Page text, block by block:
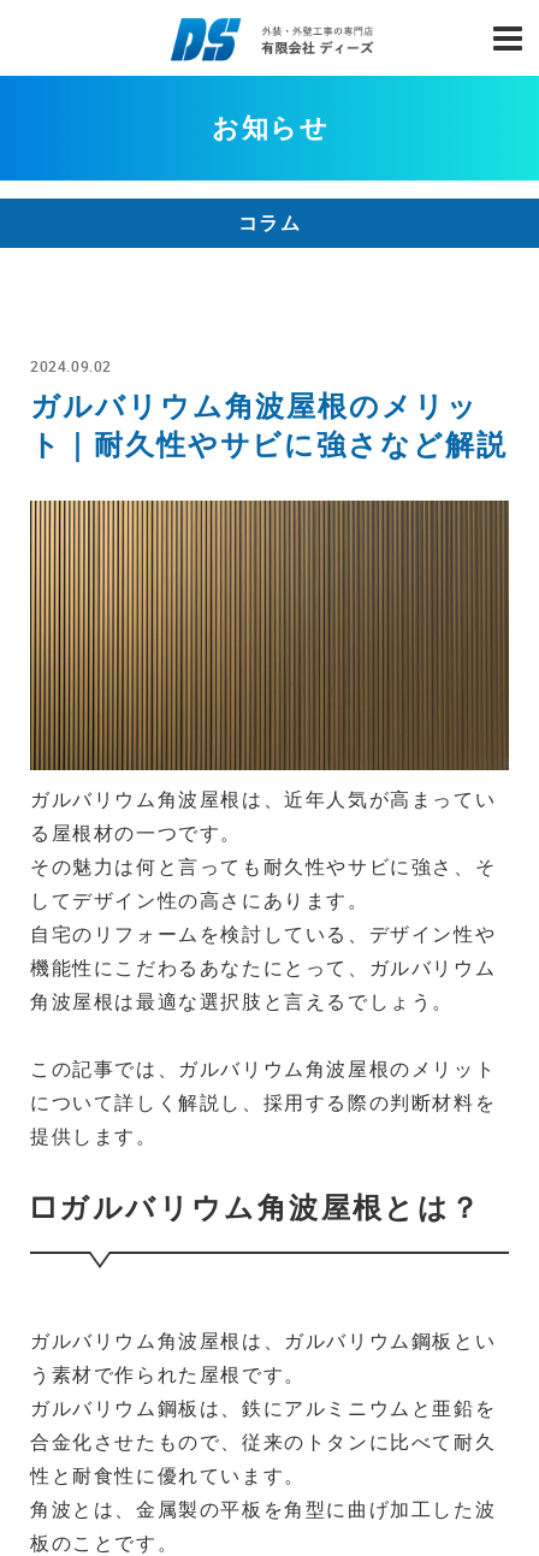
お知らせ
コラム
2024.09.02
ガルバリウム角波屋根のメリッ
ト｜耐久性やサビに強さなど解説
ガルバリウム角波屋根は、近年人気が高まってい
る屋根材の一つです。
その魅力は何と言っても耐久性やサビに強さ、そ
してデザイン性の高さにあります。
自宅のリフォームを検討している、デザイン性や
機能性にこだわるあなたにとって、ガルバリウム
角波屋根は最適な選択肢と言えるでしょう。
この記事では、ガルバリウム角波屋根のメリット
について詳しく解説し、採用する際の判断材料を
提供します。
□ガルバリウム角波屋根とは？
ガルバリウム角波屋根は、ガルバリウム鋼板とい
う素材で作られた屋根です。
ガルバリウム鋼板は、鉄にアルミニウムと亜鉛を
合金化させたもので、従来のトタンに比べて耐久
性と耐食性に優れています。
角波とは、金属製の平板を角型に曲げ加工した波
板のことです。